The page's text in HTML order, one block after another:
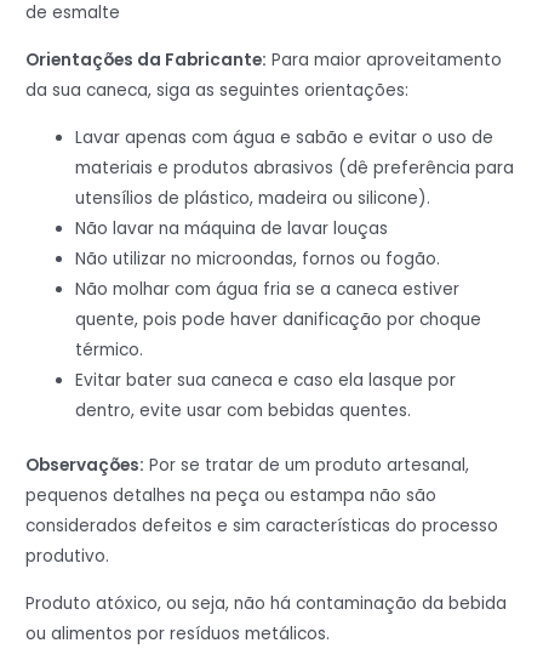
de esmalte
Orientações da Fabricante: Para maior aproveitamento
da sua caneca, siga as seguintes orientações:
Lavar apenas com água e sabão e evitar o uso de
materiais e produtos abrasivos (dê preferência para
utensílios de plástico, madeira ou silicone).
Não lavar na máquina de lavar louças
Não utilizar no microondas, fornos ou fogão.
Não molhar com água fria se a caneca estiver
quente, pois pode haver danificação por choque
térmico.
Evitar bater sua caneca e caso ela lasque por
dentro, evite usar com bebidas quentes.
Observações: Por se tratar de um produto artesanal,
pequenos detalhes na peça ou estampa não são
considerados defeitos e sim características do processo
produtivo.
Produto atóxico, ou seja, não há contaminação da bebida
ou alimentos por resíduos metálicos.